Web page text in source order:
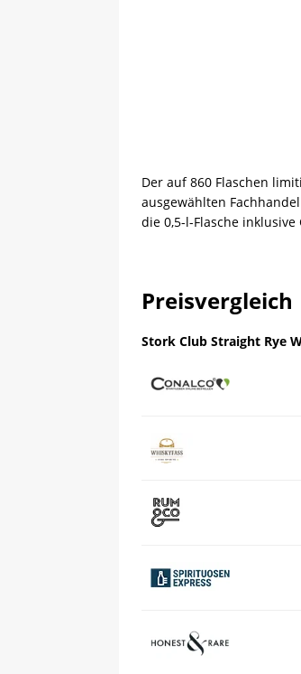
Der auf 860 Flaschen
ausgewählten
die 0,5-l-Flasche inklusive
Preisvergleich
Stork Club Straight Rye